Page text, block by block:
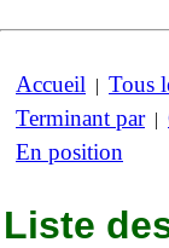
Accueil | Tous
Terminant par|
En position
Liste